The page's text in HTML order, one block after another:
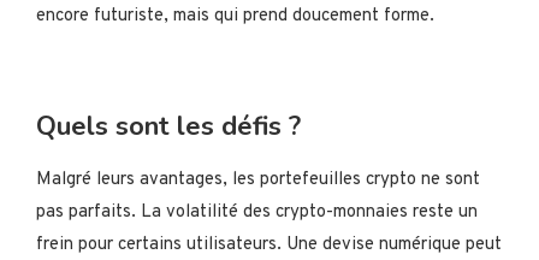
encore futuriste, mais qui prend doucement forme.
Quels sont les défis ?
Malgré leurs avantages, les portefeuilles crypto ne sont
pas parfaits. La volatilité des crypto-monnaies reste un
frein pour certains utilisateurs. Une devise numérique peut